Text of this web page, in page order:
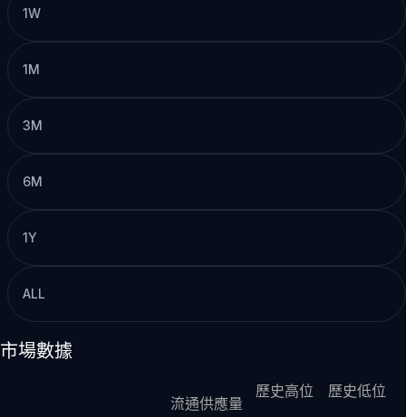
1W
1M
3M
6M
1Y
ALL
市場數據
流通供應量
歷史高位
歷史低位